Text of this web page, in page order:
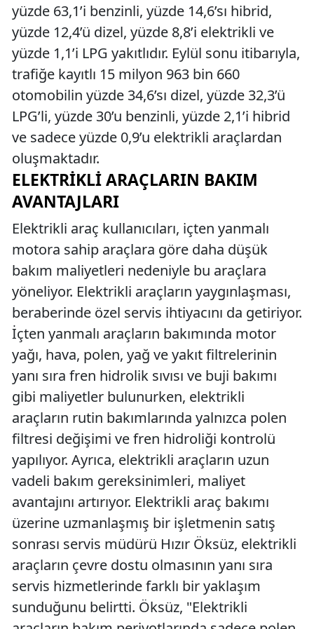
yüzde 63,1’i benzinli, yüzde 14,6’sı hibrid,
yüzde 12,4’ü dizel, yüzde 8,8’i elektrikli ve
yüzde 1,1’i LPG yakıtlıdır. Eylül sonu itibarıyla,
trafiğe kayıtlı 15 milyon 963 bin 660
otomobilin yüzde 34,6’sı dizel, yüzde 32,3’ü
LPG’li, yüzde 30’u benzinli, yüzde 2,1’i hibrid
ve sadece yüzde 0,9’u elektrikli araçlardan
oluşmaktadır.
ELEKTRIKLI ARAÇLARIN BAKIM
AVANTAJLARI
Elektrikli araç kullanıcıları, içten yanmalı
motora sahip araçlara göre daha düşük
bakım maliyetleri nedeniyle bu araçlara
yöneliyor. Elektrikli araçların yaygınlaşması,
beraberinde özel servis ihtiyacını da getiriyor.
İçten yanmalı araçların bakımında motor
yağı, hava, polen, yağ ve yakıt filtrelerinin
yanı sıra fren hidrolik sıvısı ve buji bakımı
gibi maliyetler bulunurken, elektrikli
araçların rutin bakımlarında yalnızca polen
filtresi değişimi ve fren hidroliği kontrolü
yapılıyor. Ayrıca, elektrikli araçların uzun
vadeli bakım gereksinimleri, maliyet
avantajını artırıyor. Elektrikli araç bakımı
üzerine uzmanlaşmış bir işletmenin satış
sonrası servis müdürü Hızır Öksüz, elektrikli
araçların çevre dostu olmasının yanı sıra
servis hizmetlerinde farklı bir yaklaşım
sunduğunu belirtti. Öksüz, "Elektrikli